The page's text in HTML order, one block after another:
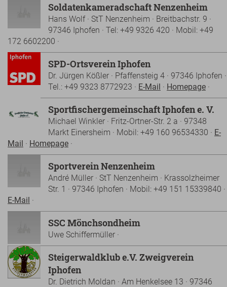
Soldatenkameradschaft Nenzenheim
Hans Wolf · StT Nenzenheim · Breitbachstr. 9 ·
97346 Iphofen · Tel: +49 9326 420 · Mobil: +49
172 6602200 ·
SPD-Ortsverein Iphofen
Dr. Jürgen Kößler · Pfaffensteig 4 · 97346 Iphofen ·
Tel.: +49 9323 8772923 · E-Mail · Homepage ·
Sportfischergemeinschaft Iphofen e. V.
Michael Winkler · Fritz-Ortner-Str. 2 a · 97348
Markt Einersheim · Mobil: +49 160 96534330 · E-
Mail · Homepage ·
Sportverein Nenzenheim
André Müller · StT Nenzenheim · Krassolzheimer
Str. 1 · 97346 Iphofen · Mobil: +49 151 15339840 ·
E-Mail ·
SSC Mönchsondheim
Uwe Schiffermüller ·
Steigerwaldklub e.V. Zweigverein
Iphofen
Dr. Dietrich Moldan · Am Henkelsee 13 · 97346